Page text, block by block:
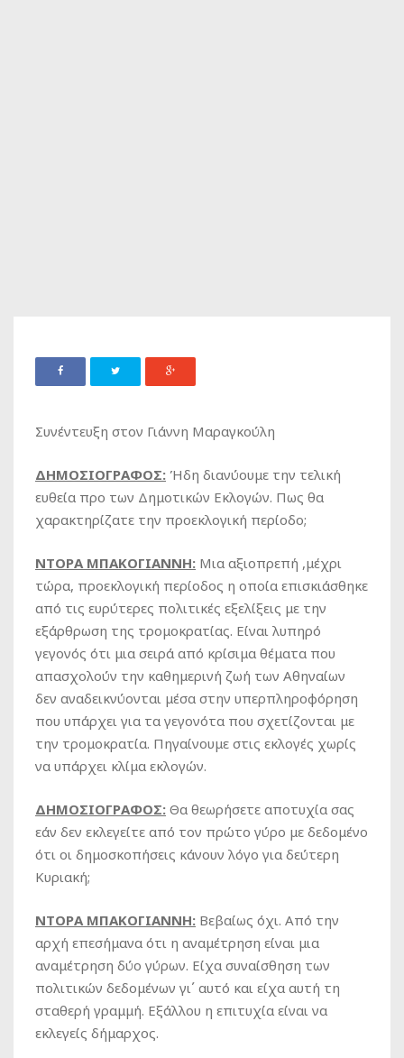
Συνέντευξη στoν Γιάννη Μαραγκούλη
ΔΗΜΟΣΙΟΓΡΑΦΟΣ: Ήδη διανύουμε την τελική
ευθεία προ των Δημοτικών Εκλογών. Πως θα
χαρακτηρίζατε την προεκλογική περίοδο;
ΝΤΟΡΑ ΜΠΑΚΟΓΙΑΝΝΗ: Μια αξιοπρεπή ,μέχρι
τώρα, προεκλογική περίοδος η οποία επισκιάσθηκε
από τις ευρύτερες πολιτικές εξελίξεις με την
εξάρθρωση της τρομοκρατίας. Είναι λυπηρό
γεγονός ότι μια σειρά από κρίσιμα θέματα που
απασχολούν την καθημερινή ζωή των Αθηναίων
δεν αναδεικνύονται μέσα στην υπερπληροφόρηση
που υπάρχει για τα γεγονότα που σχετίζονται με
την τρομοκρατία. Πηγαίνουμε στις εκλογές χωρίς
να υπάρχει κλίμα εκλογών.
ΔΗΜΟΣΙΟΓΡΑΦΟΣ: Θα θεωρήσετε αποτυχία σας
εάν δεν εκλεγείτε από τον πρώτο γύρο με δεδομένο
ότι οι δημοσκοπήσεις κάνουν λόγο για δεύτερη
Κυριακή;
ΝΤΟΡΑ ΜΠΑΚΟΓΙΑΝΝΗ: Βεβαίως όχι. Από την
αρχή επεσήμανα ότι η αναμέτρηση είναι μια
αναμέτρηση δύο γύρων. Είχα συναίσθηση των
πολιτικών δεδομένων γι΄ αυτό και είχα αυτή τη
σταθερή γραμμή. Εξάλλου η επιτυχία είναι να
εκλεγείς δήμαρχος.